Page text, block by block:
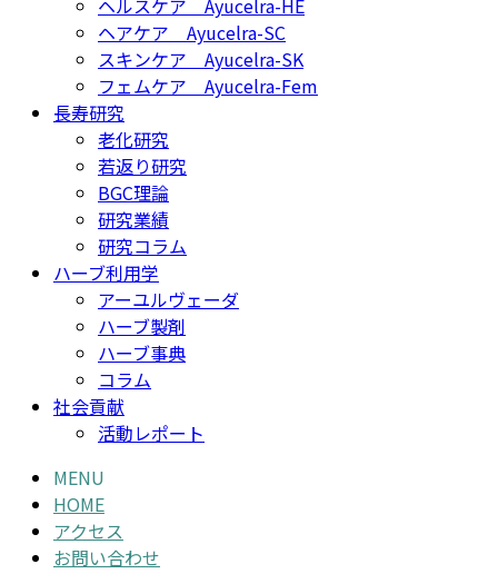
ヘルスケア Ayucelra-HE
ヘアケア Ayucelra-SC
スキンケア Ayucelra-SK
フェムケア Ayucelra-Fem
長寿研究
老化研究
若返り研究
BGC理論
研究業績
研究コラム
ハーブ利用学
アーユルヴェーダ
ハーブ製剤
ハーブ事典
コラム
社会貢献
活動レポート
MENU
HOME
アクセス
お問い合わせ